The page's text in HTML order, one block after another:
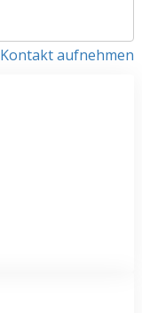
Kontakt aufnehmen